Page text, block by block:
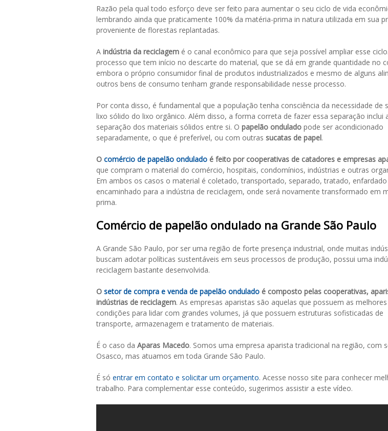
Razão pela qual todo esforço deve ser feito para aumentar o seu ciclo de vida
lembrando ainda que praticamente 100% da matéria-prima in natura utilizada em sua
proveniente de florestas replantadas.
A indústria da reciclagem é o canal econômico para que seja possível ampliar esse
processo que tem início no descarte do material, que se dá em grande quantidade no
embora o próprio consumidor final de produtos industrializados e mesmo de alguns
outros bens de consumo tenham grande responsabilidade nesse processo.
Por conta disso, é fundamental que a população tenha consciência da necessidade de
lixo sólido do lixo orgânico. Além disso, a forma correta de fazer essa separação inclui
separação dos materiais sólidos entre si. O papelão ondulado pode ser acondicionado
separadamente, o que é preferível, ou com outras sucatas de papel.
O comércio de papelão ondulado é feito por cooperativas de catadores e empresas
que compram o material do comércio, hospitais, condomínios, indústrias e outras
Em ambos os casos o material é coletado, transportado, separado, tratado, enfardado
encaminhado para a indústria de reciclagem, onde será novamente transformado em
prima.
Comércio de papelão ondulado na Grande São Paulo
A Grande São Paulo, por ser uma região de forte presença industrial, onde muitas
buscam adotar políticas sustentáveis em seus processos de produção, possui uma
reciclagem bastante desenvolvida.
O setor de compra e venda de papelão ondulado é composto pelas cooperativas,
indústrias de reciclagem. As empresas aparistas são aquelas que possuem as melhores
condições para lidar com grandes volumes, já que possuem estruturas sofisticadas de
transporte, armazenagem e tratamento de materiais.
É o caso da Aparas Macedo. Somos uma empresa aparista tradicional na região, com
Osasco, mas atuamos em toda Grande São Paulo.
É só entrar em contato e solicitar um orçamento. Acesse nosso site para conhecer
trabalho. Para complementar esse conteúdo, sugerimos assistir a este vídeo.